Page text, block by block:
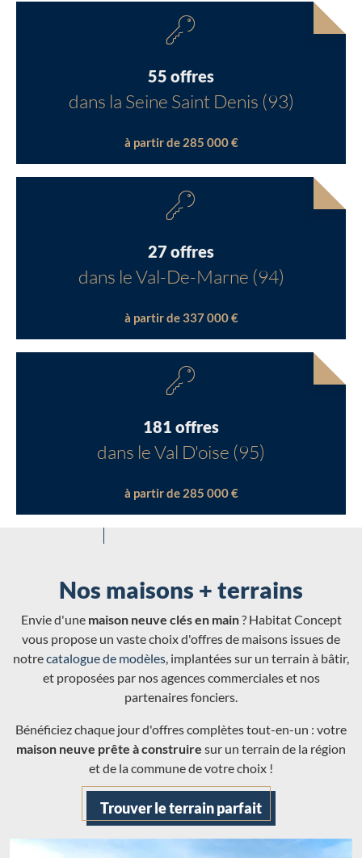
55 offres
dans la Seine Saint Denis (93)
à partir de 285 000 €
27 offres
dans le Val-De-Marne (94)
à partir de 337 000 €
181 offres
dans le Val D'oise (95)
à partir de 285 000 €
Nos maisons + terrains
Envie d'une maison neuve clés en main? Habitat Concept
vous propose un vaste choix d'offres de maisons issues de
notrecatalogue de modèles, implantées sur un terrain à bâtir,
et proposées par nos agences commerciales et nos
partenaires fonciers.
Bénéficiez chaque jour d'offres complètes tout-en-un : votre
maison neuve prête à construire sur un terrain de la région
et de la commune de votre choix !
Trouver le terrain parfait